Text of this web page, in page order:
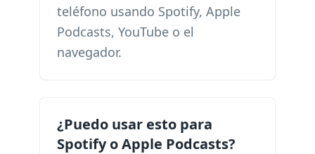
teléfono usando Spotify, Apple
Podcasts, YouTube o el
navegador.
¿Puedo usar esto para
Spotify o Apple Podcasts?